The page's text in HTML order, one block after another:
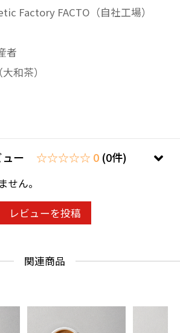
Factory FACTO（自社工場）
者
和茶）
ー ☆☆☆☆☆ 0 (0件)
せん。
レビューを投稿
関連商品